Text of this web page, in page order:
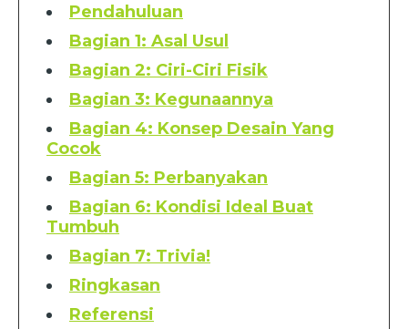
Pendahuluan
Bagian 1: Asal Usul
Bagian 2: Ciri-Ciri Fisik
Bagian 3: Kegunaannya
Bagian 4: Konsep Desain Yang
Cocok
Bagian 5: Perbanyakan
Bagian 6: Kondisi Ideal Buat
Tumbuh
Bagian 7: Trivia!
Ringkasan
Referensi